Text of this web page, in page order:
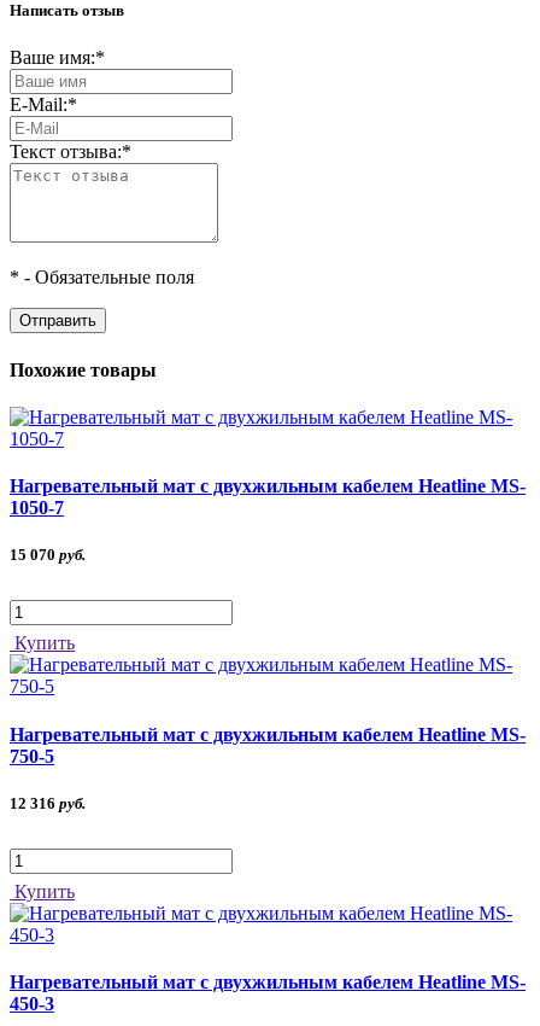
Написать отзыв
Ваше имя:*
E-Mail:*
Текст отзыва:*
* - Обязательные поля
Похожие товары
Нагревательный мат с двухжильным кабелем Heatline MS-
1050-7
15 070 руб.
Купить
Нагревательный мат с двухжильным кабелем Heatline MS-
750-5
12 316 руб.
Купить
Нагревательный мат с двухжильным кабелем Heatline MS-
450-3